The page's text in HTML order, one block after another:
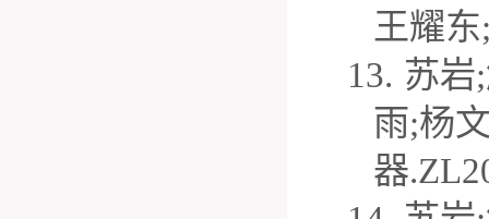
王耀东
13. 苏岩;
雨;杨
器